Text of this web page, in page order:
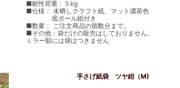
■耐性荷重：５kg
■仕様： 未晒しクラフト紙、マット濃茶色
底ボール紙付き
■数量： ご注文商品の個数分まで。
■その他：袋だけの販売はしておりません。
ミラー額には袋はつきません
手さげ紙袋 ツヤ紺（M)